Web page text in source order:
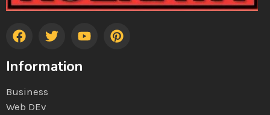
Information
Business
Web DEv